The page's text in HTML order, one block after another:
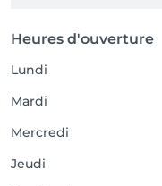
Heures d'ouverture
Lundi
Mardi
Mercredi
Jeudi